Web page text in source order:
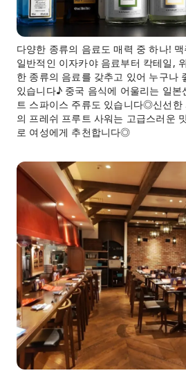
다양한 종류의 음료도 매력 중 하나!
일반적인 이자카야 음료부터 칵테일,
한 종류의 음료를 갖추고 있어 누구나
있습니다♪ 중국 음식에 어울리는 일
트 스파이스 주류도 있습니다◎신선한
의 프레쉬 프루트 사워는 고급스러운
로 여성에게 추천합니다◎